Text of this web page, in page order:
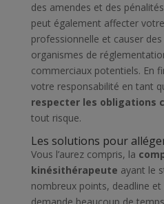
des amendes et des
peut également affecter
professionnelle et causer
organismes de
commerciaux potentiels. En
votre responsabilité en tant
respecter les obligations
tout risque.
Les solutions pour
Vous l’aurez compris, la
kinésithérapeute ayant le
nombreux points, deadline